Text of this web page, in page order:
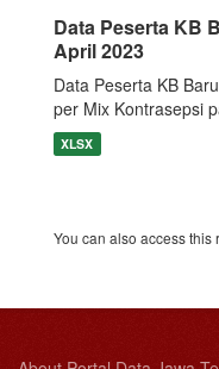
Data Peserta KB
April 2023
Data Peserta KB
per Mix Kontrasepsi
XLSX
You can also access this